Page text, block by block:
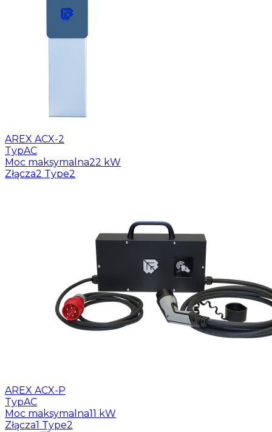
AREX ACX-2
TypAC
Moc maksymalna22 kW
Złącza2 Type2
AREX ACX-P
TypAC
Moc maksymalna11 kW
Złącza1 Type2